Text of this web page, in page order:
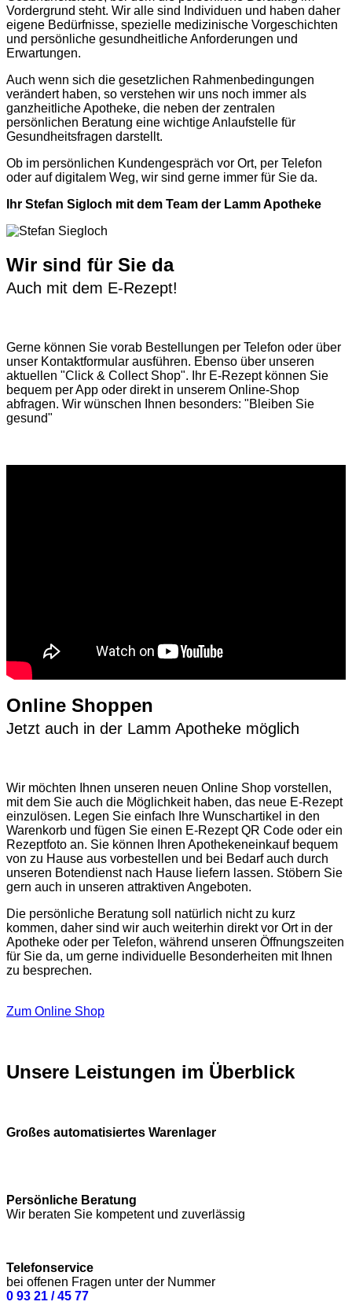
Vordergrund steht. Wir alle sind Individuen und haben daher
eigene Bedürfnisse, spezielle medizinische Vorgeschichten
und persönliche gesundheitliche Anforderungen und
Erwartungen.
Auch wenn sich die gesetzlichen Rahmenbedingungen
verändert haben, so verstehen wir uns noch immer als
ganzheitliche Apotheke, die neben der zentralen
persönlichen Beratung eine wichtige Anlaufstelle für
Gesundheitsfragen darstellt.
Ob im persönlichen Kundengespräch vor Ort, per Telefon
oder auf digitalem Weg, wir sind gerne immer für Sie da.
Ihr Stefan Sigloch mit dem Team der Lamm Apotheke
Wir sind für Sie da
Auch mit dem E-Rezept!
Gerne können Sie vorab Bestellungen per Telefon oder über
unser Kontaktformular ausführen. Ebenso über unseren
aktuellen "Click & Collect Shop". Ihr E-Rezept können Sie
bequem per App oder direkt in unserem Online-Shop
abfragen. Wir wünschen Ihnen besonders: "Bleiben Sie
gesund"
Online Shoppen
Jetzt auch in der Lamm Apotheke möglich
Wir möchten Ihnen unseren neuen Online Shop vorstellen,
mit dem Sie auch die Möglichkeit haben, das neue E-Rezept
einzulösen. Legen Sie einfach Ihre Wunschartikel in den
Warenkorb und fügen Sie einen E-Rezept QR Code oder ein
Rezeptfoto an. Sie können Ihren Apothekeneinkauf bequem
von zu Hause aus vorbestellen und bei Bedarf auch durch
unseren Botendienst nach Hause liefern lassen. Stöbern Sie
gern auch in unseren attraktiven Angeboten.
Die persönliche Beratung soll natürlich nicht zu kurz
kommen, daher sind wir auch weiterhin direkt vor Ort in der
Apotheke oder per Telefon, während unseren Öffnungszeiten
für Sie da, um gerne individuelle Besonderheiten mit Ihnen
zu besprechen.
Zum Online Shop
Unsere Leistungen im Überblick
Großes automatisiertes Warenlager
Persönliche Beratung
Wir beraten Sie kompetent und zuverlässig
Telefonservice
bei offenen Fragen unter der Nummer
0 93 21 / 45 77